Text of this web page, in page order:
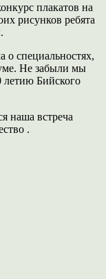
плакатов на
рисунков ребята
о специальностях,
Не забыли мы
летию Бийского
наша встреча
.